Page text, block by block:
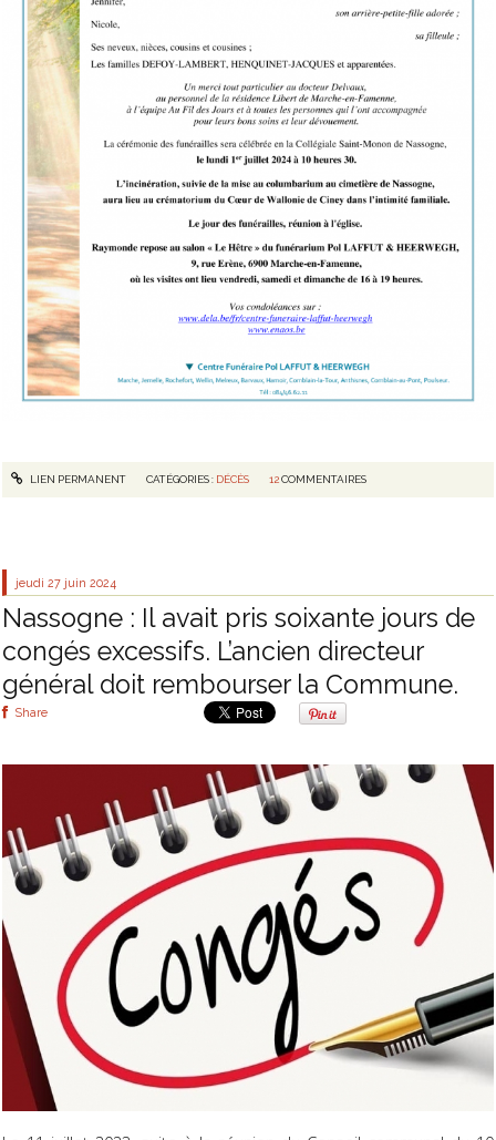
LIEN PERMANENT CATÉGORIES : DÉCÈS 12COMMENTAIRES
jeudi 27 juin 2024
Nassogne : Il avait pris soixante jours de
congés excessifs. L’ancien directeur
général doit rembourser la Commune.
Share